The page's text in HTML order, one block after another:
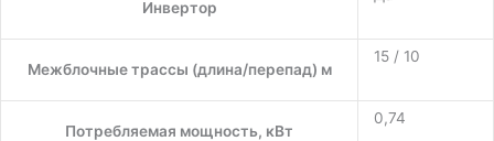
Инвертор
Межблочные трассы (длина/перепад) м
15 / 10
Потребляемая мощность, кВт
0,74